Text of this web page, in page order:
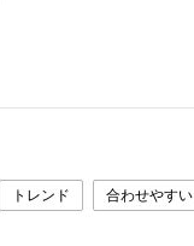
トレンド 合わせやすい